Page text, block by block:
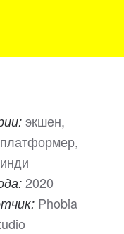
экшен,
2020
Phobia